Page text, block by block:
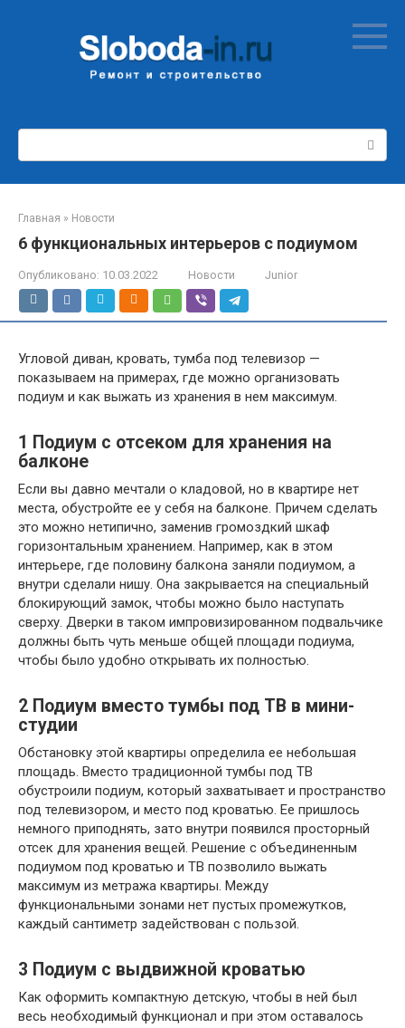
Поиск:
Главная » Новости
6 функциональных интерьеров с подиумом
Опубликовано: 10.03.2022 Новости Junior
Угловой диван, кровать, тумба под телевизор —
показываем на примерах, где можно организовать
подиум и как выжать из хранения в нем максимум.
1 Подиум с отсеком для хранения на
балконе
Если вы давно мечтали о кладовой, но в квартире нет
места, обустройте ее у себя на балконе. Причем сделать
это можно нетипично, заменив громоздкий шкаф
горизонтальным хранением. Например, как в этом
интерьере, где половину балкона заняли подиумом, а
внутри сделали нишу. Она закрывается на специальный
блокирующий замок, чтобы можно было наступать
сверху. Дверки в таком импровизированном подвальчике
должны быть чуть меньше общей площади подиума,
чтобы было удобно открывать их полностью.
2 Подиум вместо тумбы под ТВ в мини-
студии
Обстановку этой квартиры определила ее небольшая
площадь. Вместо традиционной тумбы под ТВ
обустроили подиум, который захватывает и пространство
под телевизором, и место под кроватью. Ее пришлось
немного приподнять, зато внутри появился просторный
отсек для хранения вещей. Решение с объединенным
подиумом под кроватью и ТВ позволило выжать
максимум из метража квартиры. Между
функциональными зонами нет пустых промежутков,
каждый сантиметр задействован с пользой.
3 Подиум с выдвижной кроватью
Как оформить компактную детскую, чтобы в ней был
весь необходимый функционал и при этом оставалось